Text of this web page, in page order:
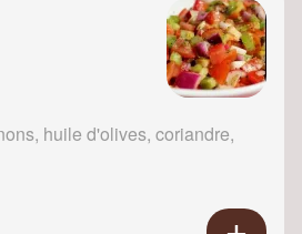
huile d'olives, coriandre,